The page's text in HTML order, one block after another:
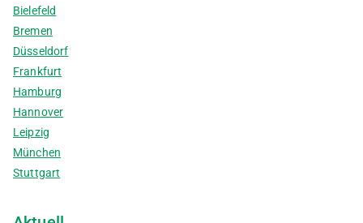
Bielefeld
Bremen
Düsseldorf
Frankfurt
Hamburg
Hannover
Leipzig
München
Stuttgart